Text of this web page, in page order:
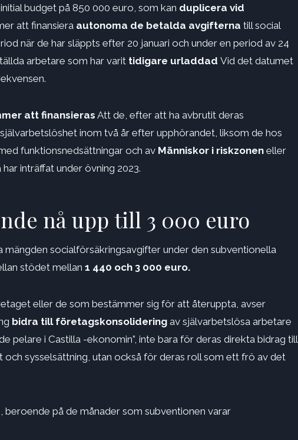
budget på 850 000 euro, som kan duplicera vid
att finansiera autonoma de betalda avgifterna till social
när de har släppts efter 20 januari och under en period av 24
arbetare som har varit tidigare urladdad Vid det datumet
att finansieras Att de, efter att ha avbrutit deras
inom två år efter upphörandet, liksom de hos
funktionsnedsättningar och av Människor i riskzonen eller
inträffat under övning 2023.
nå upp till 3 000 euro
socialförsäkringsavgifter under den subventionella
stödet mellan 1 440 och 3 000 euro.
eller de som bestämmer sig för att återuppta, avser
bidra till företagskonsolidering av självarbetslösa arbetare
pelare i Castilla -ekonomin”, inte bara för deras direkta bidrag till
sysselsättning, utan också för deras roll som ett frö av det
på de månader som subventionen varar